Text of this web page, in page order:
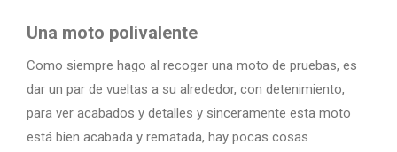
Una moto polivalente
Como siempre hago al recoger una moto de pruebas, es
dar un par de vueltas a su alrededor, con detenimiento,
para ver acabados y detalles y sinceramente esta moto
está bien acabada y rematada, hay pocas cosas